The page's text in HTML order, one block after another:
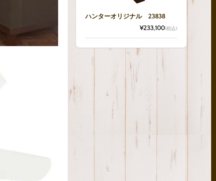
ハンターオリジナル 23838
¥233,100(税込)